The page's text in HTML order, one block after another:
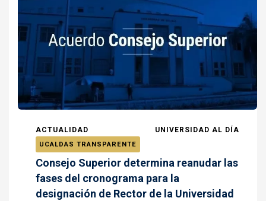
ACTUALIDAD UNIVERSIDAD AL DÍA
UCALDAS TRANSPARENTE
Consejo Superior determina reanudar las
fases del cronograma para la
designación de Rector de la Universidad